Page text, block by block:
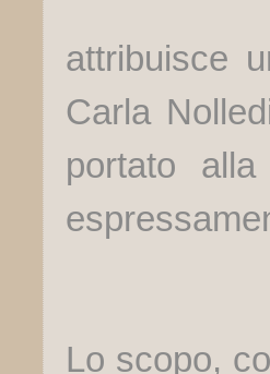
attribuisce
Carla
portato
Lo scopo,